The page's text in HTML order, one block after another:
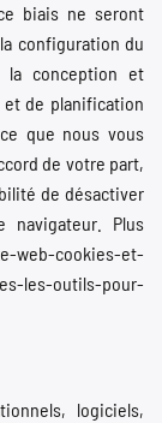
biais ne seront
configuration du
conception et
et de planification
que nous vous
de votre part,
de désactiver
navigateur. Plus
web-cookies-et-
les-outils-pour-
logiciels,